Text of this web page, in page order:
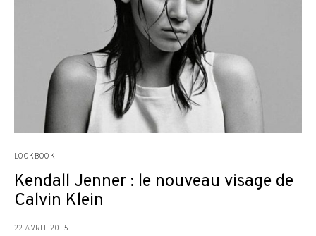
LOOKBOOK
Kendall Jenner : le nouveau visage de
Calvin Klein
22 AVRIL 2015